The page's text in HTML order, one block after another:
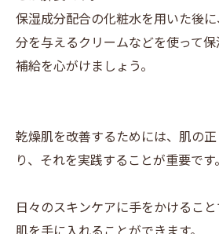
保湿成分配合の化粧水を用いた後
分を与えるクリームなどを使って
補給を心がけましょう。
乾燥肌を改善するためには、肌の
り、それを実践することが重要です。
日々のスキンケアに手をかけるこ
肌を手に入れることができます。